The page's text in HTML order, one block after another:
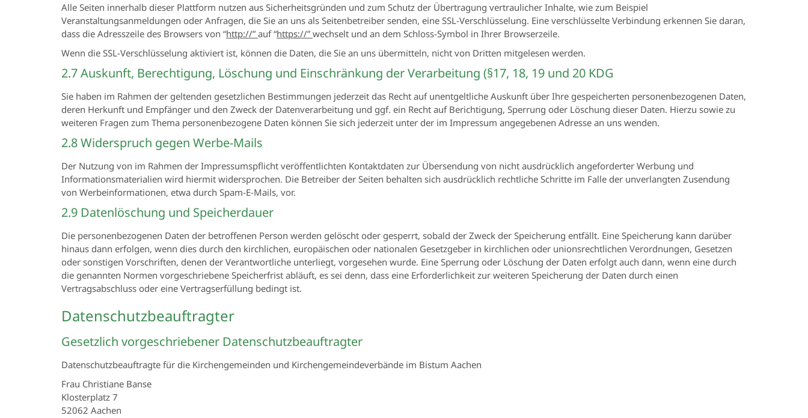
Alle Seiten innerhalb dieser Plattform nutzen aus Sicherheitsgründen und zum Schutz der Übertragung vertraulicher Inhalte, wie zum Beispiel
Veranstaltungsanmeldungen oder Anfragen, die Sie an uns als Seitenbetreiber senden, eine SSL-Verschlüsselung. Eine verschlüsselte Verbindung erkennen Sie daran,
dass die Adresszeile des Browsers von “http://” auf “https://” wechselt und an dem Schloss-Symbol in Ihrer Browserzeile.
Wenn die SSL-Verschlüsselung aktiviert ist, können die Daten, die Sie an uns übermitteln, nicht von Dritten mitgelesen werden.
2.7 Auskunft, Berechtigung, Löschung und Einschränkung der Verarbeitung (§17, 18, 19 und 20 KDG
Sie haben im Rahmen der geltenden gesetzlichen Bestimmungen jederzeit das Recht auf unentgeltliche Auskunft über Ihre gespeicherten personenbezogenen Daten,
deren Herkunft und Empfänger und den Zweck der Datenverarbeitung und ggf. ein Recht auf Berichtigung, Sperrung oder Löschung dieser Daten. Hierzu sowie zu
weiteren Fragen zum Thema personenbezogene Daten können Sie sich jederzeit unter der im Impressum angegebenen Adresse an uns wenden.
2.8 Widerspruch gegen Werbe-Mails
Der Nutzung von im Rahmen der Impressumspflicht veröffentlichten Kontaktdaten zur Übersendung von nicht ausdrücklich angeforderter Werbung und
Informationsmaterialien wird hiermit widersprochen. Die Betreiber der Seiten behalten sich ausdrücklich rechtliche Schritte im Falle der unverlangten Zusendung
von Werbeinformationen, etwa durch Spam-E-Mails, vor.
2.9 Datenlöschung und Speicherdauer
Die personenbezogenen Daten der betroffenen Person werden gelöscht oder gesperrt, sobald der Zweck der Speicherung entfällt. Eine Speicherung kann darüber
hinaus dann erfolgen, wenn dies durch den kirchlichen, europäischen oder nationalen Gesetzgeber in kirchlichen oder unionsrechtlichen Verordnungen, Gesetzen
oder sonstigen Vorschriften, denen der Verantwortliche unterliegt, vorgesehen wurde. Eine Sperrung oder Löschung der Daten erfolgt auch dann, wenn eine durch
die genannten Normen vorgeschriebene Speicherfrist abläuft, es sei denn, dass eine Erforderlichkeit zur weiteren Speicherung der Daten durch einen
Vertragsabschluss oder eine Vertragserfüllung bedingt ist.
Datenschutzbeauftragter
Gesetzlich vorgeschriebener Datenschutzbeauftragter
Datenschutzbeauftragte für die Kirchengemeinden und Kirchengemeindeverbände im Bistum Aachen
Frau Christiane Banse
Klosterplatz 7
52062 Aachen